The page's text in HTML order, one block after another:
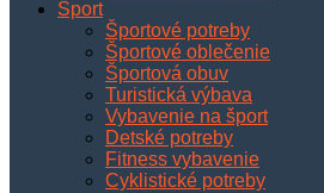
Šport
Športové potreby
Športové oblečenie
Športová obuv
Turistická výbava
Vybavenie na šport
Detské potreby
Fitness vybavenie
Cyklistické potreby